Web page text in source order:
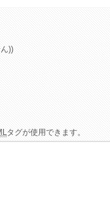
))
タグが使用できます。